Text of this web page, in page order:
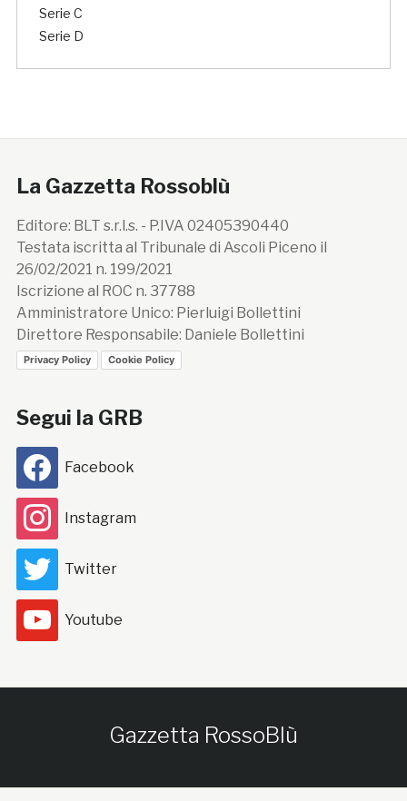
Serie C
Serie D
La Gazzetta Rossoblù
Editore: BLT s.r.l.s. - P.IVA 02405390440
Testata iscritta al Tribunale di Ascoli Piceno il
26/02/2021 n. 199/2021
Iscrizione al ROC n. 37788
Amministratore Unico: Pierluigi Bollettini
Direttore Responsabile: Daniele Bollettini
Privacy Policy Cookie Policy
Segui la GRB
Facebook
Instagram
Twitter
Youtube
Gazzetta RossoBlù